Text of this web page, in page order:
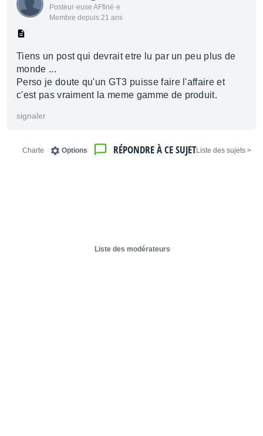
Posteur·euse AFfiné·e
Membre depuis 21 ans
Tiens un post qui devrait etre lu par un peu plus de
monde ...
Perso je doute qu'un GT3 puisse faire l'affaire et
c'est pas vraiment la meme gamme de produit.
signaler
< Liste des sujets
RÉPONDRE À CE SUJET
Options
Charte
Liste des modérateurs